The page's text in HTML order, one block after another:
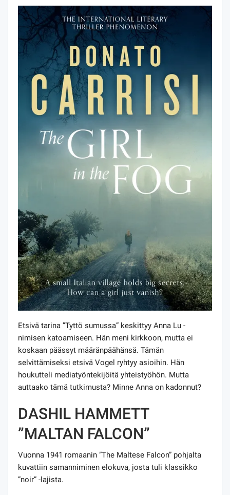
Etsivä tarina ”Tyttö sumussa” keskittyy Anna Lu -
nimisen katoamiseen. Hän meni kirkkoon, mutta ei
koskaan päässyt määränpäähänsä. Tämän
selvittämiseksi etsivä Vogel ryhtyy asioihin. Hän
houkutteli mediatyöntekijöitä yhteistyöhön. Mutta
auttaako tämä tutkimusta? Minne Anna on kadonnut?
DASHIL HAMMETT
”MALTAN FALCON”
Vuonna 1941 romaanin ”The Maltese Falcon” pohjalta
kuvattiin samanniminen elokuva, josta tuli klassikko
”noir” -lajista.